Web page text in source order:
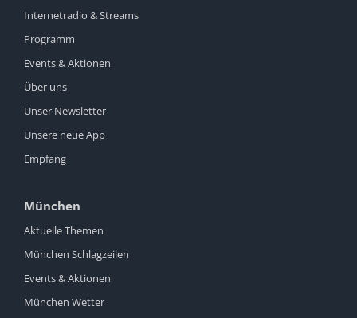
Internetradio & Streams
Programm
Events & Aktionen
Über uns
Unser Newsletter
Unsere neue App
Empfang
München
Aktuelle Themen
München Schlagzeilen
Events & Aktionen
München Wetter